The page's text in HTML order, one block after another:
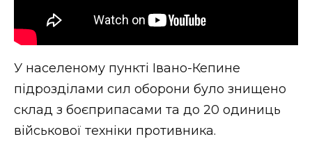
У населеному пункті Івано-Кепине
підрозділами сил оборони було знищено
склад з боєприпасами та до 20 одиниць
військової техніки противника.